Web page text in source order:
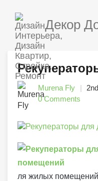
Декор
Murena Fly
0 Comments
ля жилых помещений